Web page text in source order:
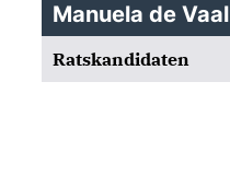
Manuela de Vaal
Ratskandidaten